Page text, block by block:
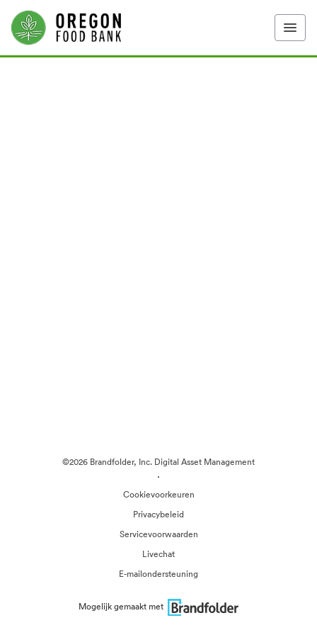
©2026 Brandfolder, Inc. Digital Asset Management
·
Cookievoorkeuren
Privacybeleid
Servicevoorwaarden
Livechat
E-mailondersteuning
Mogelijk gemaakt met